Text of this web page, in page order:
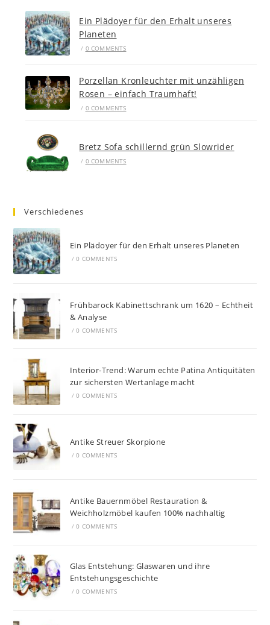
Ein Plädoyer für den Erhalt unseres
Planeten
/ 0 COMMENTS
Porzellan Kronleuchter mit unzähligen
Rosen – einfach Traumhaft!
/ 0 COMMENTS
Bretz Sofa schillernd grün Slowrider
/ 0 COMMENTS
Verschiedenes
Ein Plädoyer für den Erhalt unseres Planeten
/ 0 COMMENTS
Frühbarock Kabinettschrank um 1620 – Echtheit
& Analyse
/ 0 COMMENTS
Interior-Trend: Warum echte Patina Antiquitäten
zur sichersten Wertanlage macht
/ 0 COMMENTS
Antike Streuer Skorpione
/ 0 COMMENTS
Antike Bauernmöbel Restauration &
Weichholzmöbel kaufen 100% nachhaltig
/ 0 COMMENTS
Glas Entstehung: Glaswaren und ihre
Entstehungsgeschichte
/ 0 COMMENTS